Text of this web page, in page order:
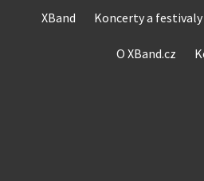
XBand Koncerty a festivaly
O XBand.cz